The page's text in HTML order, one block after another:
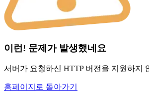
이런! 문제가 발생했네요
서버가 요청하신 HTTP 버전을 지원하지
홈페이지로 돌아가기